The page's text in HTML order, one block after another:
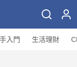
入門 生活理財